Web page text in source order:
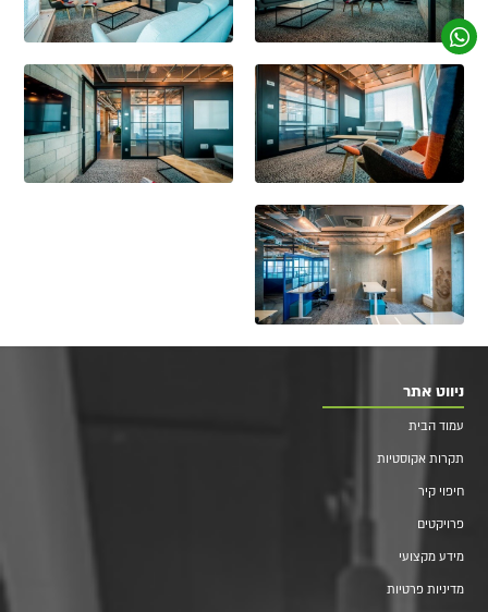
ניווט אתר
עמוד הבית
תקרות אקוסטיות
חיפוי קיר
פרויקטים
מידע מקצועי
מדיניות פרטיות